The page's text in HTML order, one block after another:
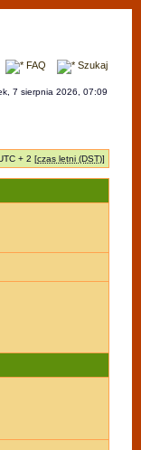
FAQ Szukaj
7 sierpnia 2026, 07:09
+ 2 [czas letni (DST)]